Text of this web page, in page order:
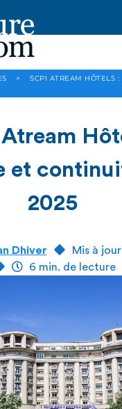
>
SCPI ATREAM HÔTELS
et
2025
Dhiver
Mis à
6 min. de lecture